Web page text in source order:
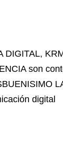
DIGITAL,
son
digital